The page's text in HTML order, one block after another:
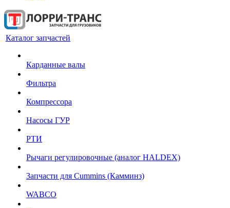
Каталог запчастей
Карданные валы
Фильтра
Компрессора
Насосы ГУР
РТИ
Рычаги регулировочные (аналог HALDEX)
Запчасти для Cummins (Камминз)
WABCO